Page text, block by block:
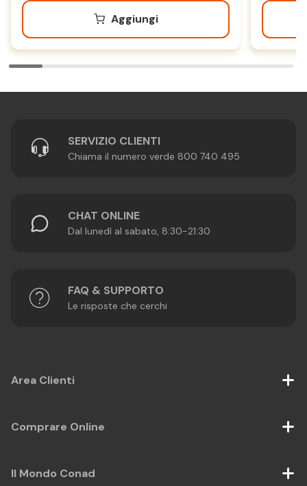
Aggiungi
SERVIZIO CLIENTI
Chiama il numero verde 800 740 495
CHAT ONLINE
Dal lunedì al sabato, 8:30-21:30
FAQ & SUPPORTO
Le risposte che cerchi
Area Clienti
Comprare Online
Il Mondo Conad